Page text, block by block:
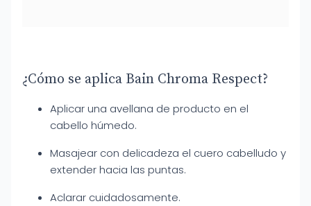
¿Cómo se aplica Bain Chroma Respect?
Aplicar una avellana de producto en el
cabello húmedo.
Masajear con delicadeza el cuero cabelludo y
extender hacia las puntas.
Aclarar cuidadosamente.